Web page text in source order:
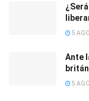
5
Ante
5